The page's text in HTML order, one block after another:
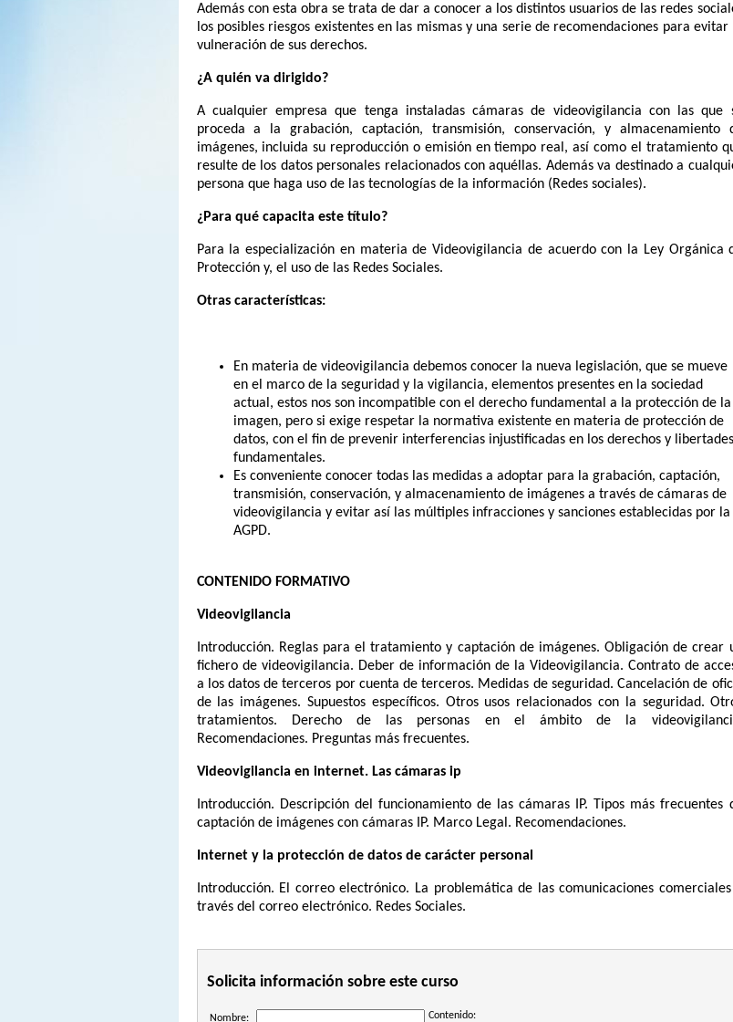
Además con esta obra se trata de dar a conocer a los distintos usuarios de las redes
los posibles riesgos existentes en las mismas y una serie de recomendaciones para evitar
vulneración de sus derechos.
¿A quién va dirigido?
A cualquier empresa que tenga instaladas cámaras de videovigilancia con las que
proceda a la grabación, captación, transmisión, conservación, y almacenamiento
imágenes, incluida su reproducción o emisión en tiempo real, así como el tratamiento
resulte de los datos personales relacionados con aquéllas. Además va destinado a
persona que haga uso de las tecnologías de la información (Redes sociales).
¿Para qué capacita este título?
Para la especialización en materia de Videovigilancia de acuerdo con la Ley Orgánica
Protección y, el uso de las Redes Sociales.
Otras características:
En materia de videovigilancia debemos conocer la nueva legislación, que se mueve
en el marco de la seguridad y la vigilancia, elementos presentes en la sociedad
actual, estos nos son incompatible con el derecho fundamental a la protección de la
imagen, pero si exige respetar la normativa existente en materia de protección de
datos, con el fin de prevenir interferencias injustificadas en los derechos y libertades
fundamentales.
Es conveniente conocer todas las medidas a adoptar para la grabación, captación,
transmisión, conservación, y almacenamiento de imágenes a través de cámaras de
videovigilancia y evitar así las múltiples infracciones y sanciones establecidas por la
AGPD.
CONTENIDO FORMATIVO
Videovigilancia
Introducción. Reglas para el tratamiento y captación de imágenes. Obligación de crear
fichero de videovigilancia. Deber de información de la Videovigilancia. Contrato de
a los datos de terceros por cuenta de terceros. Medidas de seguridad. Cancelación de
de las imágenes. Supuestos específicos. Otros usos relacionados con la seguridad.
tratamientos. Derecho de las personas en el ámbito de la
Recomendaciones. Preguntas más frecuentes.
Videovigilancia en internet. Las cámaras ip
Introducción. Descripción del funcionamiento de las cámaras IP. Tipos más frecuentes
captación de imágenes con cámaras IP. Marco Legal. Recomendaciones.
Internet y la protección de datos de carácter personal
Introducción. El correo electrónico. La problemática de las comunicaciones
través del correo electrónico. Redes Sociales.
Solicita información sobre este curso
Nombre: Contenido: